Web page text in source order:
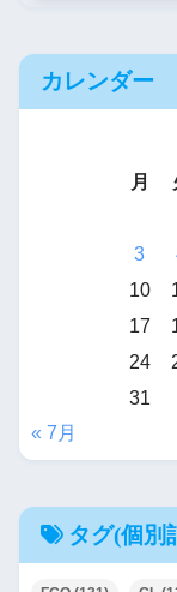
カレンダー
月
3
10
17
24
31
« 7月
タグ(個別